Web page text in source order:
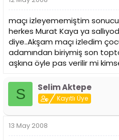
maçı izleyememiştim
herkes Murat Kaya ya
diye..Akşam maçı izledim
adamından biriymiş son
aşkına öyle pas verilir mi
S Selim Aktepe
Kayıtlı Üye
13 May 2008